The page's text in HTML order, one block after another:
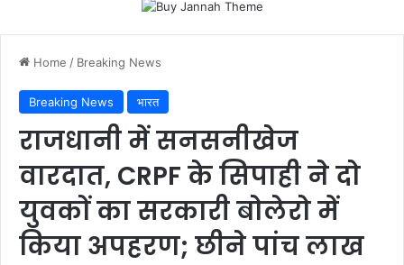
Home / Breaking News
Breaking News भारत
राजधानी में सनसनीखेज
वारदात, CRPF के सिपाही ने दो
युवकों का सरकारी बोलेरो में
किया अपहरण; छीने पांच लाख